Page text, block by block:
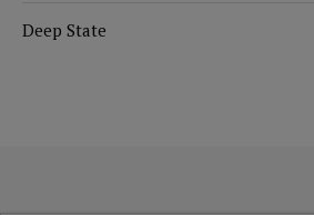
Deep State